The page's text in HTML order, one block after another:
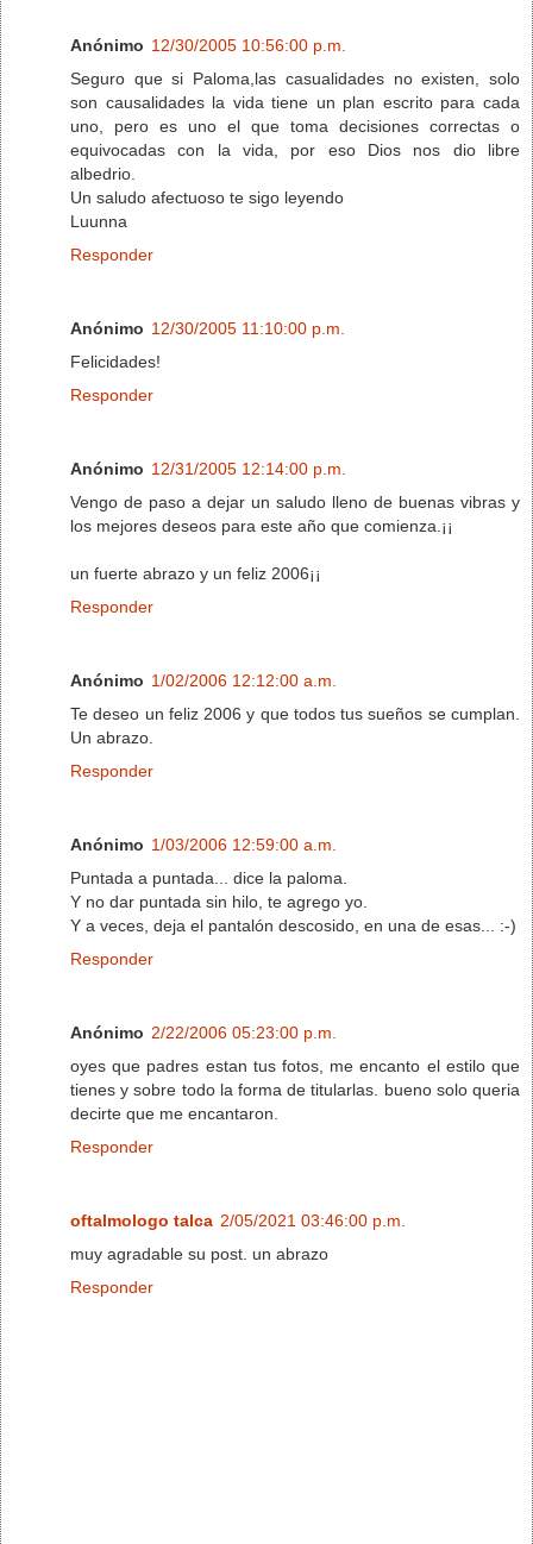
Anónimo 12/30/2005 10:56:00 p.m.
Seguro que si Paloma,las casualidades no existen, solo
son causalidades la vida tiene un plan escrito para cada
uno, pero es uno el que toma decisiones correctas o
equivocadas con la vida, por eso Dios nos dio libre
albedrio.
Un saludo afectuoso te sigo leyendo
Luunna
Responder
Anónimo 12/30/2005 11:10:00 p.m.
Felicidades!
Responder
Anónimo 12/31/2005 12:14:00 p.m.
Vengo de paso a dejar un saludo lleno de buenas vibras y
los mejores deseos para este año que comienza.¡¡
un fuerte abrazo y un feliz 2006¡¡
Responder
Anónimo 1/02/2006 12:12:00 a.m.
Te deseo un feliz 2006 y que todos tus sueños se cumplan.
Un abrazo.
Responder
Anónimo 1/03/2006 12:59:00 a.m.
Puntada a puntada... dice la paloma.
Y no dar puntada sin hilo, te agrego yo.
Y a veces, deja el pantalón descosido, en una de esas... :-)
Responder
Anónimo 2/22/2006 05:23:00 p.m.
oyes que padres estan tus fotos, me encanto el estilo que
tienes y sobre todo la forma de titularlas. bueno solo queria
decirte que me encantaron.
Responder
oftalmologo talca 2/05/2021 03:46:00 p.m.
muy agradable su post. un abrazo
Responder